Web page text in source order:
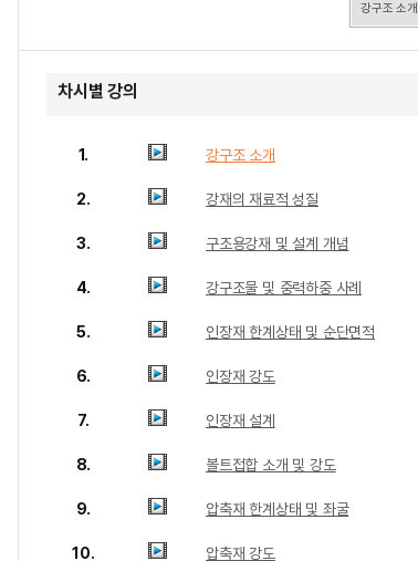
강구조 소개
차시별 강의
1. 강구조 소개
2. 강재의 재료적 성질
3. 구조용강재 및 설계 개념
4. 강구조물 및 중력하중 사례
5. 인장재 한계상태 및 순단면적
6. 인장재 강도
7. 인장재 설계
8. 볼트접합 소개 및 강도
9. 압축재 한계상태 및 좌굴
10. 압축재 강도